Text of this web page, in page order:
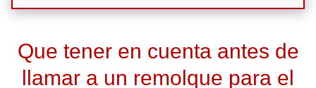
Que tener en cuenta antes de
llamar a un remolque para el